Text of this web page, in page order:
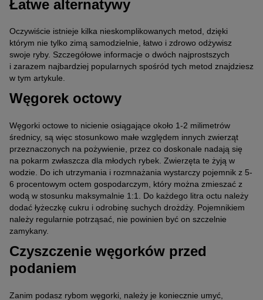
Łatwe alternatywy
Oczywiście istnieje kilka nieskomplikowanych metod, dzięki
którym nie tylko zimą samodzielnie, łatwo i zdrowo odżywisz
swoje ryby. Szczegółowe informacje o dwóch najprostszych
i zarazem najbardziej popularnych spośród tych metod znajdziesz
w tym artykule.
Węgorek octowy
Węgorki octowe to nicienie osiągające około 1-2 milimetrów
średnicy, są więc stosunkowo małe względem innych zwierząt
przeznaczonych na pożywienie, przez co doskonale nadają się
na pokarm zwłaszcza dla młodych rybek. Zwierzęta te żyją w
wodzie. Do ich utrzymania i rozmnażania wystarczy pojemnik z 5-
6 procentowym octem gospodarczym, który można zmieszać z
wodą w stosunku maksymalnie 1:1. Do każdego litra octu należy
dodać łyżeczkę cukru i odrobinę suchych drożdży. Pojemnikiem
należy regularnie potrząsać, nie powinien być on szczelnie
zamykany.
Czyszczenie węgorków przed
podaniem
Zanim podasz rybom węgorki, należy je koniecznie umyć,